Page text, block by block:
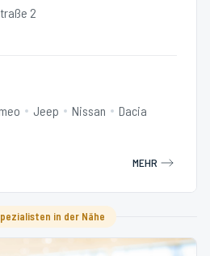
2
Jeep Nissan Dacia
MEHR
in der Nähe